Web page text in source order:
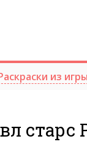
из игры
старс